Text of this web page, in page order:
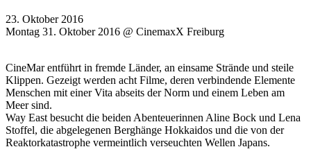
23. Oktober 2016
Montag 31. Oktober 2016 @ CinemaxX Freiburg
CineMar entführt in fremde Länder, an einsame Strände und steile
Klippen. Gezeigt werden acht Filme, deren verbindende Elemente
Menschen mit einer Vita abseits der Norm und einem Leben am
Meer sind.
Way East besucht die beiden Abenteuerinnen Aline Bock und Lena
Stoffel, die abgelegenen Berghänge Hokkaidos und die von der
Reaktorkatastrophe vermeintlich verseuchten Wellen Japans.